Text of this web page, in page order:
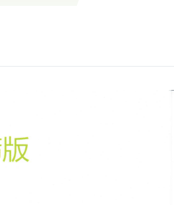
电量危险警示：用于防止因电量过低造成的
主机内置的数据采集